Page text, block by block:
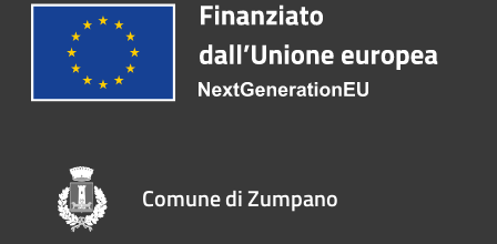
Comune di Zumpano